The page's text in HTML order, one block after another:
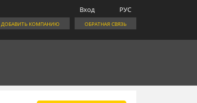
РУС
Вход
ОБРАТНАЯ СВЯЗЬ
ДОБАВИТЬ КОМПАНИЮ